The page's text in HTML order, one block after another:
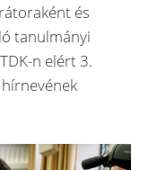
és
tanulmányi
n elért 3.